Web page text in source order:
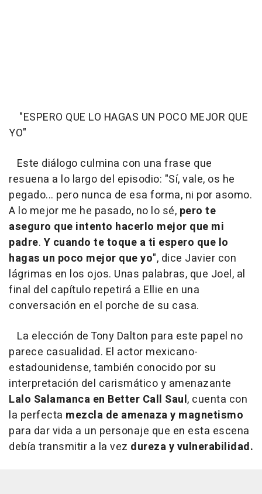
"ESPERO QUE LO HAGAS UN POCO MEJOR QUE
YO"
Este diálogo culmina con una frase que
resuena a lo largo del episodio: "Sí, vale, os he
pegado... pero nunca de esa forma, ni por asomo.
A lo mejor me he pasado, no lo sé, pero te
aseguro que intento hacerlo mejor que mi
padre. Y cuando te toque a ti espero que lo
hagas un poco mejor que yo", dice Javier con
lágrimas en los ojos. Unas palabras, que Joel, al
final del capítulo repetirá a Ellie en una
conversación en el porche de su casa.
La elección de Tony Dalton para este papel no
parece casualidad. El actor mexicano-
estadounidense, también conocido por su
interpretación del carismático y amenazante
Lalo Salamanca en Better Call Saul, cuenta con
la perfecta mezcla de amenaza y magnetismo
para dar vida a un personaje que en esta escena
debía transmitir a la vez dureza y vulnerabilidad.